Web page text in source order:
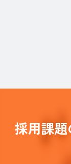
採用課